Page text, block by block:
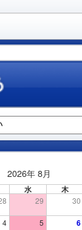
2026年 8月
水 木
29 30
4 5 6